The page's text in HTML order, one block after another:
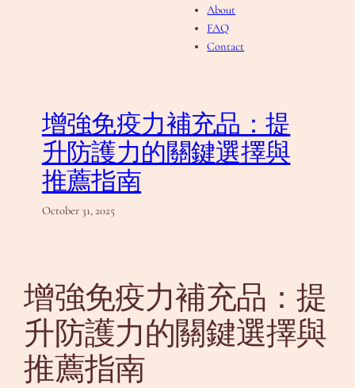
About
FAQ
Contact
增強免疫力補充品：提
升防護力的關鍵選擇與
推薦指南
October 31, 2025
增強免疫力補充品：提
升防護力的關鍵選擇與
推薦指南